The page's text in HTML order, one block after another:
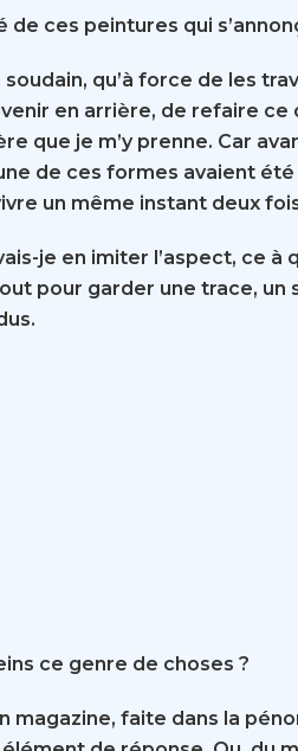
de ces peintures qui
qu’à force de les
en arrière, de refaire ce
que je m’y prenne. Car
de ces formes avaient
un même instant deux
je en imiter l’aspect, ce à
pour garder une trace, un
ce genre de choses ?
magazine, faite dans la